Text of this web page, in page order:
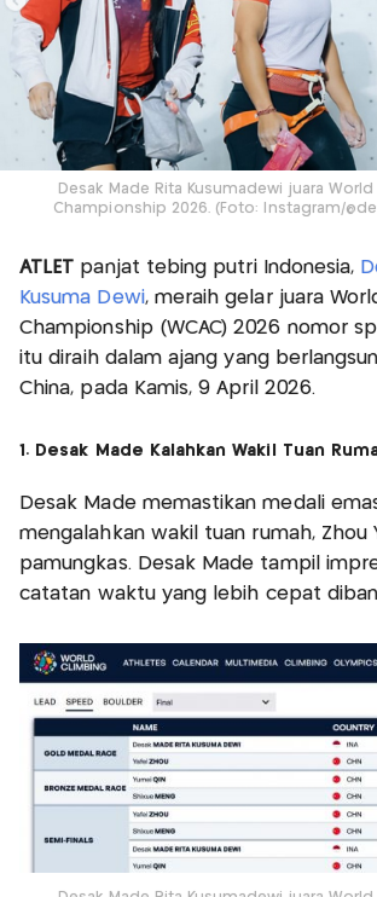
Desak Made Rita Kusumadewi juara
Championship 2026. (Foto: Instagram/
ATLET panjat tebing putri Indonesia,
Kusuma Dewi, meraih gelar juara
Championship (WCAC) 2026 nomor
itu diraih dalam ajang yang
China, pada Kamis, 9 April 2026.
1. Desak Made Kalahkan Wakil Tuan
Desak Made memastikan medali
mengalahkan wakil tuan rumah, Zhou
pamungkas. Desak Made tampil
catatan waktu yang lebih cepat